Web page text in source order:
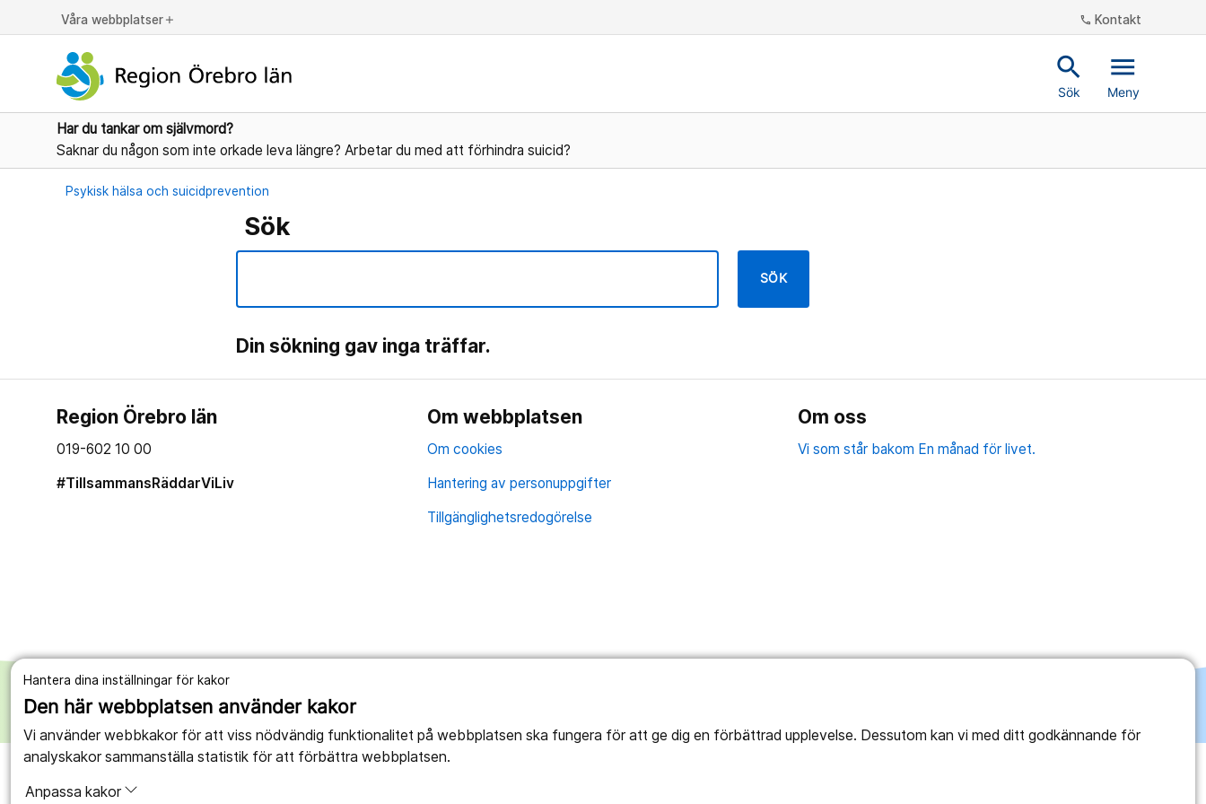
Hantera dina inställningar för kakor
Den här webbplatsen använder kakor
Vi använder webbkakor för att viss nödvändig funktionalitet på webbplatsen ska fungera för att ge dig en förbättrad upplevelse. Dessutom kan vi med ditt godkännande för
analyskakor sammanställa statistik för att förbättra webbplatsen.
Anpassa kakor
Våra webbplatser add phone Kontakt
search
Sök
menu
Meny
Har du tankar om självmord?
Saknar du någon som inte orkade leva längre? Arbetar du med att förhindra suicid?
Psykisk hälsa och suicidprevention
Sök
SÖK
Din sökning gav inga träffar.
Region Örebro län
019-602 10 00
#TillsammansRäddarViLiv
Om webbplatsen
Om cookies
Hantering av personuppgifter
Tillgänglighetsredogörelse
Om oss
Vi som står bakom En månad för livet.